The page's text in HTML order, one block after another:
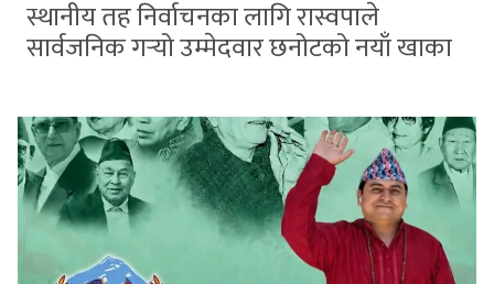
स्थानीय तह निर्वाचनका लागि रास्वपाले
सार्वजनिक गर्‍यो उम्मेदवार छनोटको नयाँ खाका